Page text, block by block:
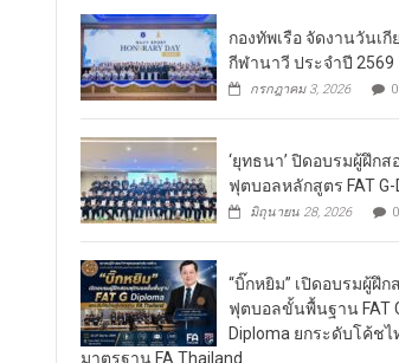
กองทัพเรือ จัดงานวันเกี
กีฬานาวี ประจำปี 2569
กรกฎาคม 3, 2026 0
‘ยุทธนา’ ปิดอบรมผู้ฝึกส
ฟุตบอลหลักสูตร FAT G-
มิถุนายน 28, 2026 0
“บิ๊กหยิม” เปิดอบรมผู้ฝึก
ฟุตบอลขั้นพื้นฐาน FAT
Diploma ยกระดับโค้ชไ
มาตรฐาน FA Thailand